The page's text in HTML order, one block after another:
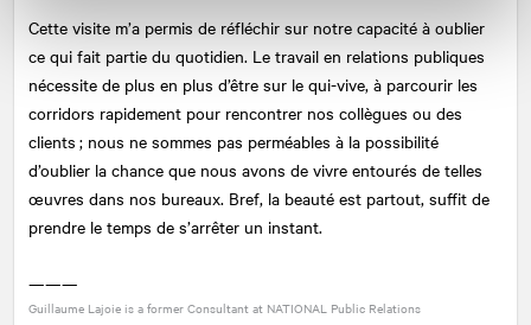
Cette visite m’a permis de réfléchir sur notre capacité à oublier
ce qui fait partie du quotidien. Le travail en relations publiques
nécessite de plus en plus d’être sur le qui-vive, à parcourir les
corridors rapidement pour rencontrer nos collègues ou des
clients ; nous ne sommes pas perméables à la possibilité
d’oublier la chance que nous avons de vivre entourés de telles
œuvres dans nos bureaux. Bref, la beauté est partout, suffit de
prendre le temps de s’arrêter un instant.
———
Guillaume Lajoie is a former Consultant at NATIONAL Public Relations